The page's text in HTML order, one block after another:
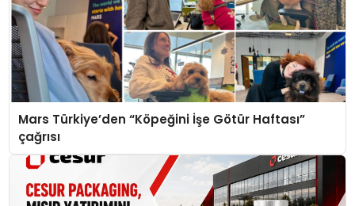
Mars Türkiye’den “Köpeğini İşe Götür Haftası”
çağrısı